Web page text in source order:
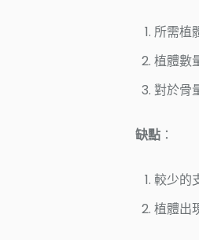
所需植
植體數
對於骨
缺點 ：
較少的
植體出